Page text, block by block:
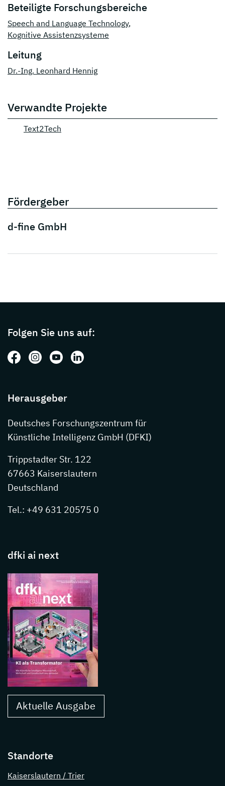
Beteiligte Forschungsbereiche
Speech and Language Technology,
Kognitive Assistenzsysteme
Leitung
Dr.-Ing. Leonhard Hennig
Verwandte Projekte
Text2Tech
Fördergeber
d-fine GmbH
Folgen Sie uns auf:
Folgen Sie uns auf: Facebook
Folgen Sie uns auf: Instagram
Folgen Sie uns auf: Youtube
Folgen Sie uns auf: LinkedIn
Herausgeber
Deutsches Forschungszentrum für
Künstliche Intelligenz GmbH (DFKI)
Trippstadter Str. 122
67663 Kaiserslautern
Deutschland
Tel.: +49 631 20575 0
dfki ai next
Aktuelle Ausgabe
Standorte
Kaiserslautern / Trier